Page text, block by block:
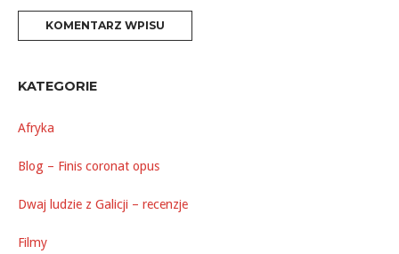
KATEGORIE
Afryka
Blog – Finis coronat opus
Dwaj ludzie z Galicji – recenzje
Filmy